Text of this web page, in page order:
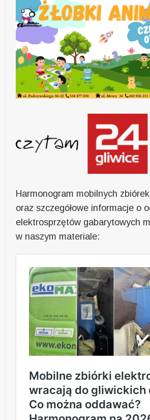
Harmonogram mobilnych
oraz szczegółowe informacje o
elektrosprzętów gabarytowych
w naszym materiale: